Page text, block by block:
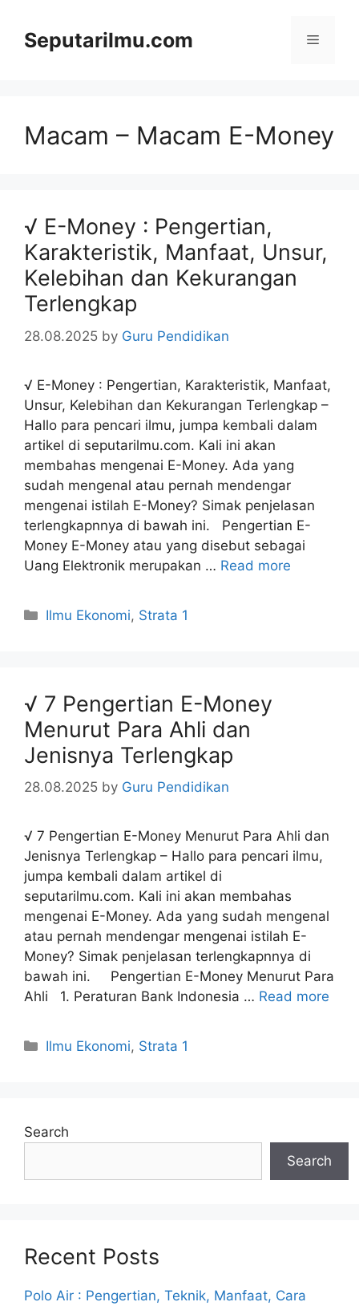
contentSeputarilmu.com Menu
Macam – Macam E-Money
√ E-Money : Pengertian,
Karakteristik, Manfaat, Unsur,
Kelebihan dan Kekurangan
Terlengkap
28.08.2025 by Guru Pendidikan
√ E-Money : Pengertian, Karakteristik, Manfaat,
Unsur, Kelebihan dan Kekurangan Terlengkap –
Hallo para pencari ilmu, jumpa kembali dalam
artikel di seputarilmu.com. Kali ini akan
membahas mengenai E-Money. Ada yang
sudah mengenal atau pernah mendengar
mengenai istilah E-Money? Simak penjelasan
terlengkapnnya di bawah ini. Pengertian E-
Money E-Money atau yang disebut sebagai
Uang Elektronik merupakan … Read more
Categories
Ilmu Ekonomi, Strata 1
√ 7 Pengertian E-Money
Menurut Para Ahli dan
Jenisnya Terlengkap
28.08.2025 by Guru Pendidikan
√ 7 Pengertian E-Money Menurut Para Ahli dan
Jenisnya Terlengkap – Hallo para pencari ilmu,
jumpa kembali dalam artikel di
seputarilmu.com. Kali ini akan membahas
mengenai E-Money. Ada yang sudah mengenal
atau pernah mendengar mengenai istilah E-
Money? Simak penjelasan terlengkapnnya di
bawah ini. Pengertian E-Money Menurut Para
Ahli 1. Peraturan Bank Indonesia … Read more
Categories
Ilmu Ekonomi, Strata 1
Search
Search
Recent Posts
Polo Air : Pengertian, Teknik, Manfaat, Cara